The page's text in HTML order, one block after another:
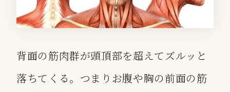
背面の筋肉群が頭頂部を超えてズルッと
落ちてくる。つまりお腹や胸の前面の筋